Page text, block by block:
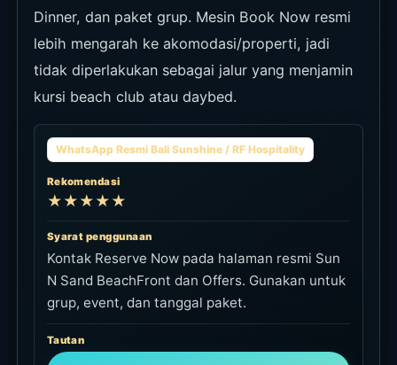
Dinner, dan paket grup. Mesin Book Now resmi
lebih mengarah ke akomodasi/properti, jadi
tidak diperlakukan sebagai jalur yang menjamin
kursi beach club atau daybed.
WhatsApp Resmi Bali Sunshine / RF Hospitality
Rekomendasi
★★★★★
Syarat penggunaan
Kontak Reserve Now pada halaman resmi Sun
N Sand BeachFront dan Offers. Gunakan untuk
grup, event, dan tanggal paket.
Tautan